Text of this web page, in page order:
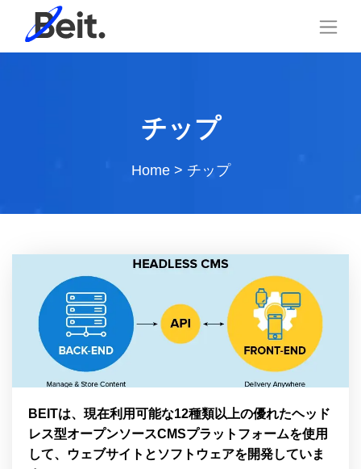
Home> チップ
チップ
BEITは、現在利用可能な12種類以上の優れたヘッド
レス型オープンソースCMSプラットフォームを使用
して、ウェブサイトとソフトウェアを開発していま